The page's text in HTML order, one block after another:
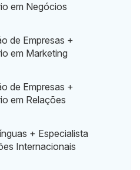
em Negócios
de Empresas +
em Marketing
de Empresas +
em Relações
+ Especialista
Internacionais